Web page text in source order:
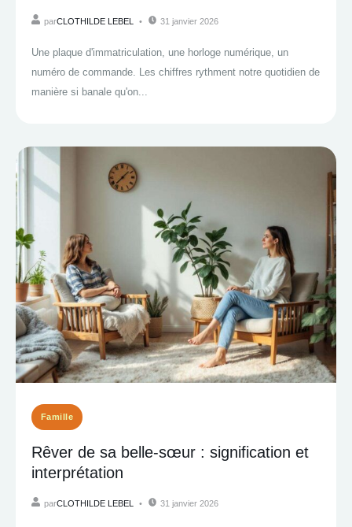
parCLOTHILDE LEBEL 31 janvier 2026
Une plaque d'immatriculation, une horloge numérique, un
numéro de commande. Les chiffres rythment notre quotidien de
manière si banale qu'on...
Famille
Rêver de sa belle-sœur : signification et
interprétation
parCLOTHILDE LEBEL 31 janvier 2026